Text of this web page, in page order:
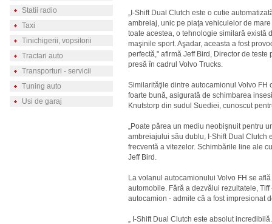
Statii radio
Taxi
Tinichigerii, vopsitorii
Tractari auto
Transporturi - servicii
Tuning auto
Usi de garaj
„I-Shift Dual Clutch este o cutie
ambreiaj, unic pe piaţa vehiculelor de
toate acestea, o tehnologie similară există
maşinile sport. Aşadar, aceasta a fost
perfectă," afirmă Jeff Bird, Director de teste
presă în cadrul Volvo Trucks.
Similarităţile dintre autocamionul Volvo
foarte bună, asigurată de schimbarea
Knutstorp din sudul Suediei, cunoscut
„Poate părea un mediu neobişnuit pentru
ambreiajului său dublu, I-Shift Dual Clutch
frecventă a vitezelor. Schimbările line ale
Jeff Bird.
La volanul autocamionului Volvo FH se
automobile. Fără a dezvălui rezultatele,
autocamion - admite că a fost impresionat
„ I-Shift Dual Clutch este absolut